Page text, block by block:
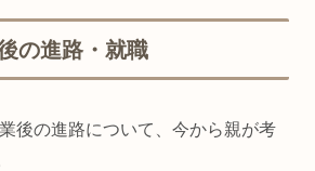
の進路・就職
後の進路について、今から親が考